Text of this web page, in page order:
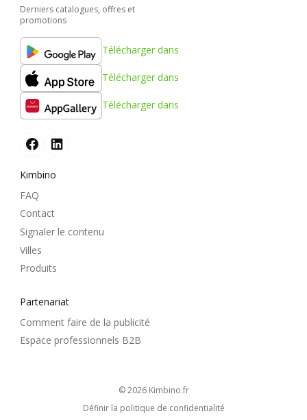
Derniers catalogues, offres et
promotions
Télécharger dans
Télécharger dans
Télécharger dans
Kimbino
FAQ
Contact
Signaler le contenu
Villes
Produits
Partenariat
Comment faire de la publicité
Espace professionnels B2B
© 2026 kimbino.fr
Définir la politique de confidentialité